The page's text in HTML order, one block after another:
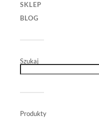
SKLEP
BLOG
Szukaj
Produkty